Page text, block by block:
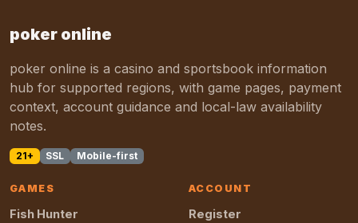
poker online
poker online is a casino and sportsbook information
hub for supported regions, with game pages, payment
context, account guidance and local-law availability
notes.
21+ SSL Mobile-first
GAMES
Fish Hunter
ACCOUNT
Register